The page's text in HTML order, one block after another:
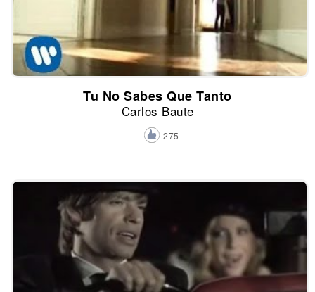
Tu No Sabes Que Tanto
Carlos Baute
275